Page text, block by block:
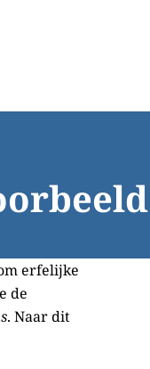
erfelijke
de
. Naar dit